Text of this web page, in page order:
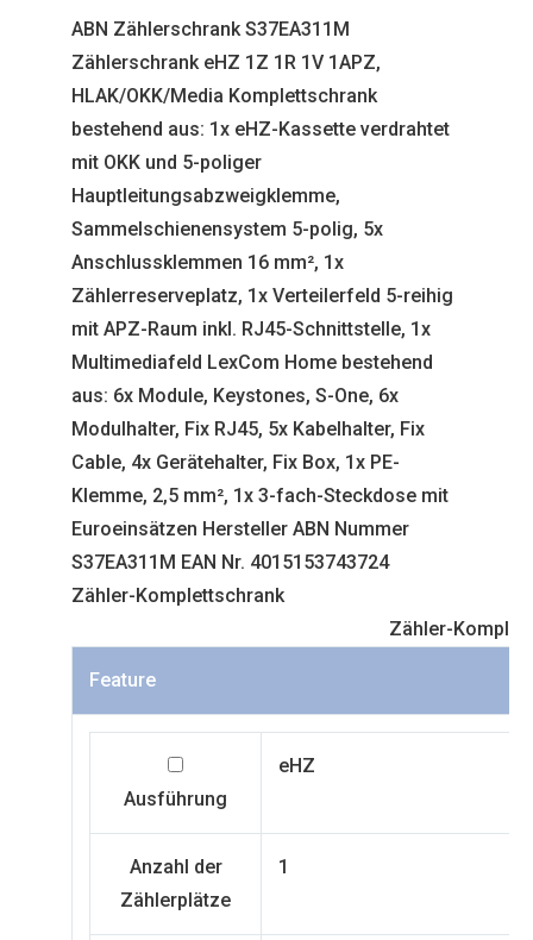
ABN Zählerschrank S37EA311M
Zählerschrank eHZ 1Z 1R 1V 1APZ,
HLAK/OKK/Media Komplettschrank
bestehend aus: 1x eHZ-Kassette verdrahtet
mit OKK und 5-poliger
Hauptleitungsabzweigklemme,
Sammelschienensystem 5-polig, 5x
Anschlussklemmen 16 mm², 1x
Zählerreserveplatz, 1x Verteilerfeld 5-reihig
mit APZ-Raum inkl. RJ45-Schnittstelle, 1x
Multimediafeld LexCom Home bestehend
aus: 6x Module, Keystones, S-One, 6x
Modulhalter, Fix RJ45, 5x Kabelhalter, Fix
Cable, 4x Gerätehalter, Fix Box, 1x PE-
Klemme, 2,5 mm², 1x 3-fach-Steckdose mit
Euroeinsätzen Hersteller ABN Nummer
S37EA311M EAN Nr. 4015153743724
Zähler-Komplettschrank
Zähler-
Feature
Ausführung
eHZ
Anzahl der
Zählerplätze
1